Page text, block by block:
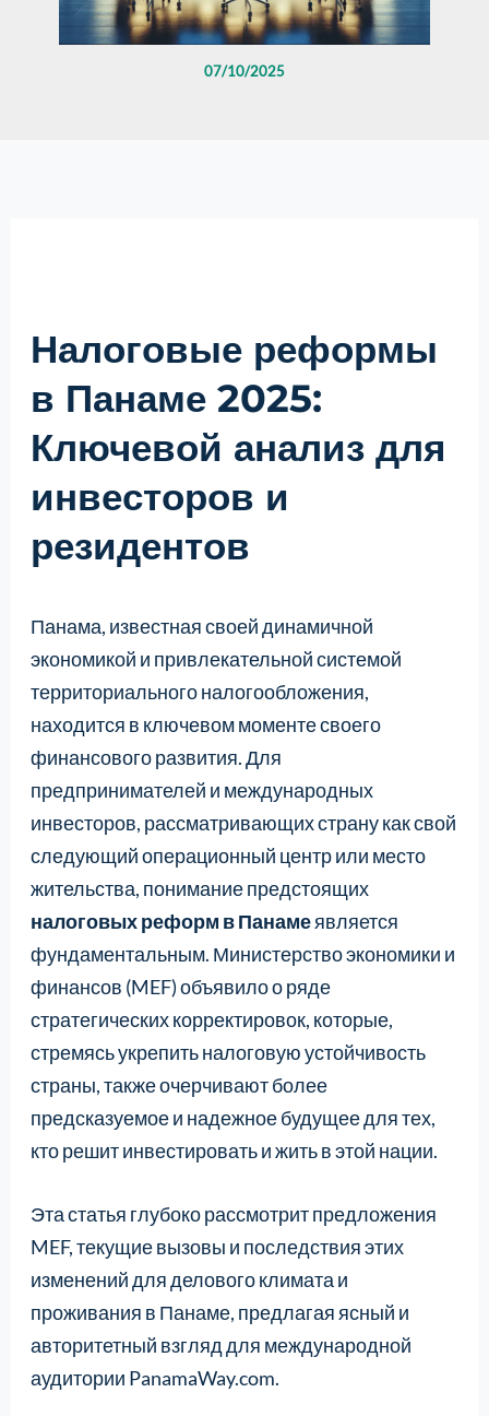
07/10/2025
Налоговые реформы
в Панаме 2025:
Ключевой анализ для
инвесторов и
резидентов
Панама, известная своей динамичной
экономикой и привлекательной системой
территориального налогообложения,
находится в ключевом моменте своего
финансового развития. Для
предпринимателей и международных
инвесторов, рассматривающих страну как свой
следующий операционный центр или место
жительства, понимание предстоящих
налоговых реформ в Панамеявляется
фундаментальным. Министерство экономики и
финансов (MEF) объявило о ряде
стратегических корректировок, которые,
стремясь укрепить налоговую устойчивость
страны, также очерчивают более
предсказуемое и надежное будущее для тех,
кто решит инвестировать и жить в этой нации.
Эта статья глубоко рассмотрит предложения
MEF, текущие вызовы и последствия этих
изменений для делового климата и
проживания в Панаме, предлагая ясный и
авторитетный взгляд для международной
аудитории PanamaWay.com.